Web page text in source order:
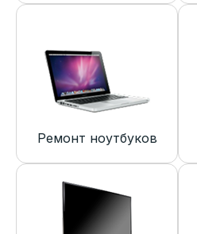
Ремонт ноутбуков